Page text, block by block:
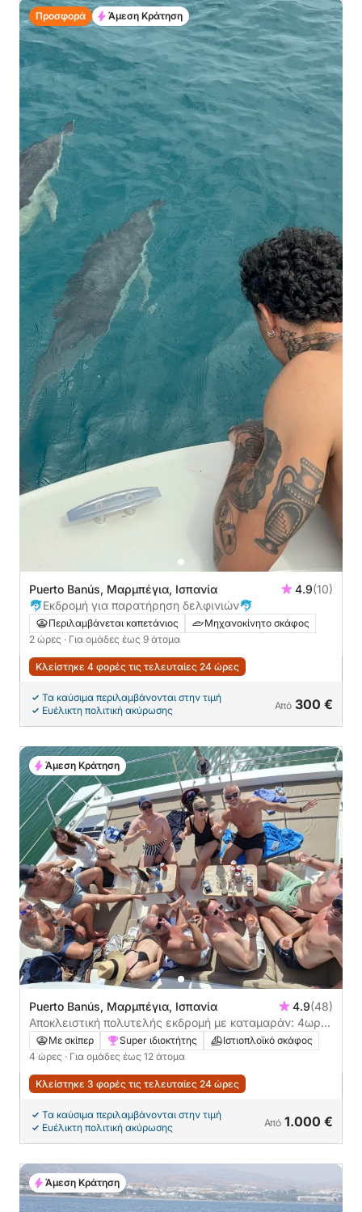
Puerto Banús, Μαρμπέγια, Ισπανία 4.9(10)
🐬Εκδρομή για παρατήρηση δελφινιών🐬
Περιλαμβάνεται καπετάνιος
Μηχανοκίνητο σκάφος
2 ώρες · Για ομάδες έως 9 άτομα
Κλείστηκε 4 φορές τις τελευταίες 24 ώρες
Τα καύσιμα περιλαμβάνονται στην τιμή
Ευέλικτη πολιτική ακύρωσης
Από 300 €
Προσφορά Άμεση Κράτηση
Puerto Banús, Μαρμπέγια, Ισπανία 4.9(48)
Αποκλειστική πολυτελής εκδρομή με καταμαράν: 4ωρη
ιστιοπλοϊκή εκδρομή στη Μαρμπέγια
Με σκίπερ Super ιδιοκτήτης
Ιστιοπλοϊκό σκάφος
4 ώρες · Για ομάδες έως 12 άτομα
Κλείστηκε 3 φορές τις τελευταίες 24 ώρες
Τα καύσιμα περιλαμβάνονται στην τιμή
Ευέλικτη πολιτική ακύρωσης
Από 1.000 €
Άμεση Κράτηση
Άμεση Κράτηση